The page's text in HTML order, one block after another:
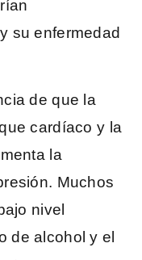
su enfermedad
de que la
cardíaco y la
la
Muchos
nivel
de alcohol y el